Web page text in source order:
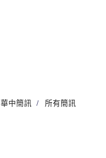
華中簡訊
所有簡訊